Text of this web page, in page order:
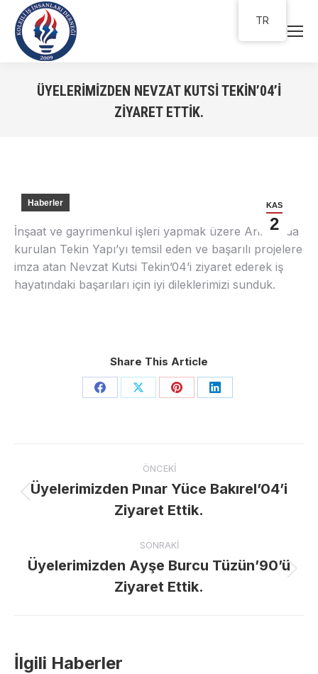
ÜYELERIMIZDEN NEVZAT KUTSI TEKIN’04’I
ZIYARET ETTIK.
KAS
2
Haberler
İnşaat ve gayrimenkul işleri yapmak üzere Ankara’da
kurulan Tekin Yapı’yı temsil eden ve başarılı projelere
imza atan Nevzat Kutsi Tekin’04’i ziyaret ederek iş
hayatındaki başarıları için iyi dileklerimizi sunduk.
Share This Article
Share Share Share Share
navigation
ÖNCEKI
post:
Üyelerimizden Pınar Yüce Bakırel’04’i
Ziyaret Ettik.
SONRAKI
post:
Üyelerimizden Ayşe Burcu Tüzün’90’ü
Ziyaret Ettik.
İlgili Haberler
TR